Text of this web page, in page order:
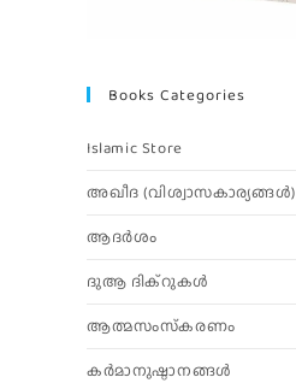
Books Categories
Islamic Store
അഖീദ (വിശ്വാസകാര്യങ്ങള്‍)
ആദര്‍ശം
ദുആ ദിക്റുകൾ
ആത്മസംസ്‌കരണം
കര്‍മാനുഷ്ഠാനങ്ങള്‍